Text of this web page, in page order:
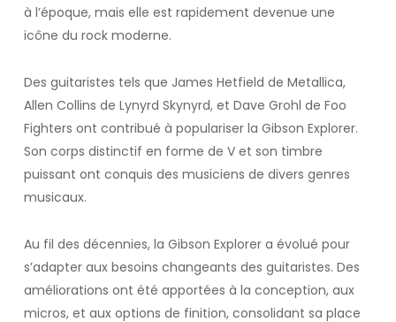
à l’époque, mais elle est rapidement devenue une
icône du rock moderne.
Des guitaristes tels que James Hetfield de Metallica,
Allen Collins de Lynyrd Skynyrd, et Dave Grohl de Foo
Fighters ont contribué à populariser la Gibson Explorer.
Son corps distinctif en forme de V et son timbre
puissant ont conquis des musiciens de divers genres
musicaux.
Au fil des décennies, la Gibson Explorer a évolué pour
s’adapter aux besoins changeants des guitaristes. Des
améliorations ont été apportées à la conception, aux
micros, et aux options de finition, consolidant sa place